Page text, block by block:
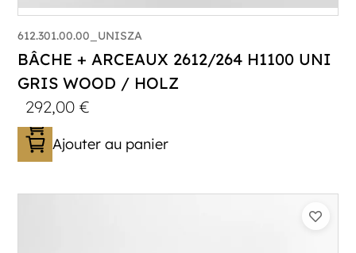
612.301.00.00_UNISZA
BÂCHE + ARCEAUX 2612/264 H1100 UNI
GRIS WOOD / HOLZ
292,00€
Ajouter au panier